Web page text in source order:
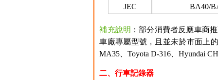
JEC
BA40/
補充說明 ：部分消費者反應車商
車廠專屬型號，且並未於市面上
MA35、Toyota D-316、Hyundai
二、行車記錄器